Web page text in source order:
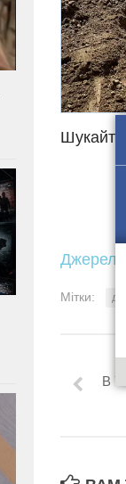
Шукайте
Джерело.
Мітки:
В